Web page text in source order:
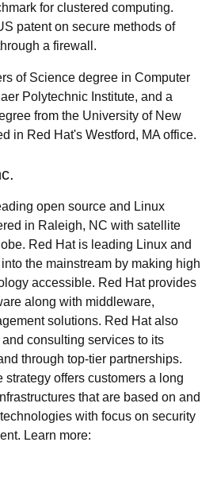
for clustered computing.
patent on secure methods of
a firewall.
of Science degree in Computer
Polytechnic Institute, and a
from the University of New
in Red Hat's Westford, MA office.
open source and Linux
in Raleigh, NC with satellite
Red Hat is leading Linux and
the mainstream by making high
accessible. Red Hat provides
along with middleware,
solutions. Red Hat also
consulting services to its
through top-tier partnerships.
strategy offers customers a long
that are based on and
with focus on security
Learn more: